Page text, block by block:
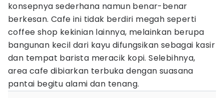
konsepnya sederhana namun benar-benar
berkesan. Cafe ini tidak berdiri megah seperti
coffee shop kekinian lainnya, melainkan berupa
bangunan kecil dari kayu difungsikan sebagai kasir
dan tempat barista meracik kopi. Selebihnya,
area cafe dibiarkan terbuka dengan suasana
pantai begitu alami dan tenang.